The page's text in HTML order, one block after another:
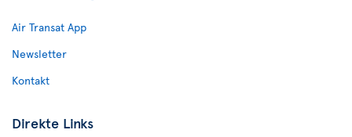
Air Transat App
Newsletter
Kontakt
Direkte Links